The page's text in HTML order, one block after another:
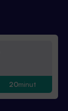
20minut